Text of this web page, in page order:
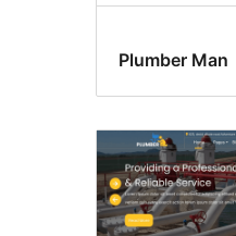
Plumber Man